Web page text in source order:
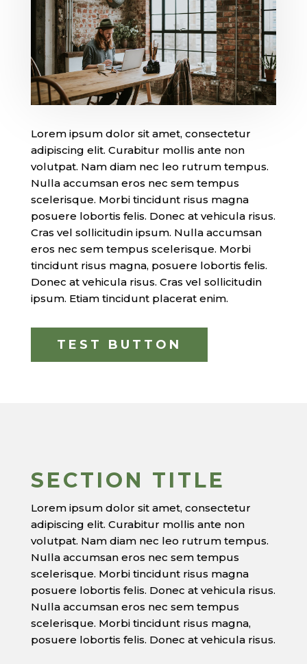
Lorem ipsum dolor sit amet, consectetur
adipiscing elit. Curabitur mollis ante non
volutpat. Nam diam nec leo rutrum tempus.
Nulla accumsan eros nec sem tempus
scelerisque. Morbi tincidunt risus magna
posuere lobortis felis. Donec at vehicula risus.
Cras vel sollicitudin ipsum. Nulla accumsan
eros nec sem tempus scelerisque. Morbi
tincidunt risus magna, posuere lobortis felis.
Donec at vehicula risus. Cras vel sollicitudin
ipsum. Etiam tincidunt placerat enim.
TEST BUTTON
SECTION TITLE
Lorem ipsum dolor sit amet, consectetur
adipiscing elit. Curabitur mollis ante non
volutpat. Nam diam nec leo rutrum tempus.
Nulla accumsan eros nec sem tempus
scelerisque. Morbi tincidunt risus magna
posuere lobortis felis. Donec at vehicula risus.
Nulla accumsan eros nec sem tempus
scelerisque. Morbi tincidunt risus magna,
posuere lobortis felis. Donec at vehicula risus.